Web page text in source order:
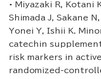
• Miyazaki R, Kotani
Shimada J, Sakane
Yonei Y, Ishii K.
catechin
risk markers in
randomized-